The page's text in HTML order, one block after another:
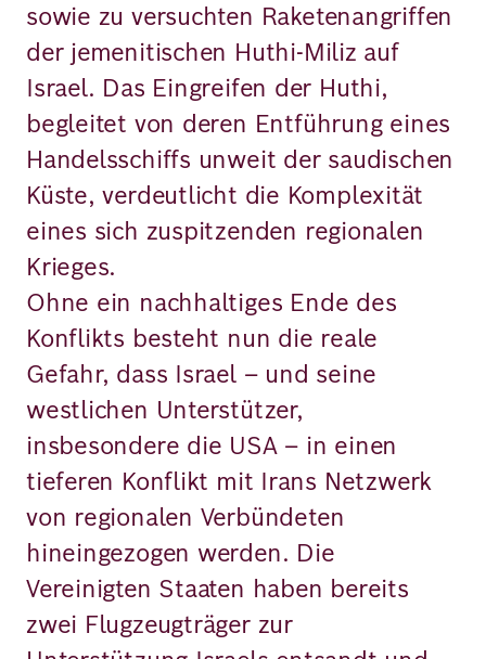
sowie zu versuchten Raketenangriffen
der jemenitischen Huthi-Miliz auf
Israel. Das Eingreifen der Huthi,
begleitet von deren Entführung eines
Handelsschiffs unweit der saudischen
Küste, verdeutlicht die Komplexität
eines sich zuspitzenden regionalen
Krieges.
Ohne ein nachhaltiges Ende des
Konflikts besteht nun die reale
Gefahr, dass Israel – und seine
westlichen Unterstützer,
insbesondere die USA – in einen
tieferen Konflikt mit Irans Netzwerk
von regionalen Verbündeten
hineingezogen werden. Die
Vereinigten Staaten haben bereits
zwei Flugzeugträger zur